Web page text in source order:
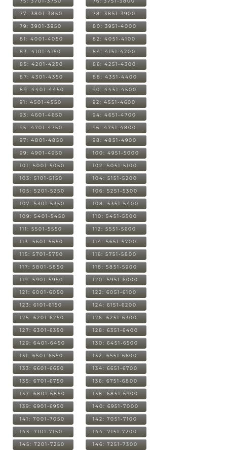
77: 3801-3850 78: 3851-3900
79: 3901-3950 80: 3951-4000
81: 4001-4050 82: 4051-4100
83: 4101-4150 84: 4151-4200
85: 4201-4250 86: 4251-4300
87: 4301-4350 88: 4351-4400
89: 4401-4450 90: 4451-4500
91: 4501-4550 92: 4551-4600
93: 4601-4650 94: 4651-4700
95: 4701-4750 96: 4751-4800
97: 4801-4850 98: 4851-4900
99: 4901-4950 100: 4951-5000
101: 5001-5050 102: 5051-5100
103: 5101-5150 104: 5151-5200
105: 5201-5250 106: 5251-5300
107: 5301-5350 108: 5351-5400
109: 5401-5450 110: 5451-5500
111: 5501-5550 112: 5551-5600
113: 5601-5650 114: 5651-5700
115: 5701-5750 116: 5751-5800
117: 5801-5850 118: 5851-5900
119: 5901-5950 120: 5951-6000
121: 6001-6050 122: 6051-6100
123: 6101-6150 124: 6151-6200
125: 6201-6250 126: 6251-6300
127: 6301-6350 128: 6351-6400
129: 6401-6450 130: 6451-6500
131: 6501-6550 132: 6551-6600
133: 6601-6650 134: 6651-6700
135: 6701-6750 136: 6751-6800
137: 6801-6850 138: 6851-6900
139: 6901-6950 140: 6951-7000
141: 7001-7050 142: 7051-7100
143: 7101-7150 144: 7151-7200
145: 7201-7250 146: 7251-7300